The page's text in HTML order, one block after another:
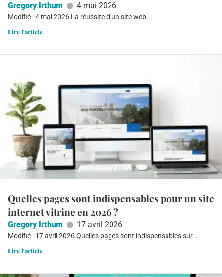
Gregory Irthum 4 mai 2026
Modifié : 4 mai 2026 La réussite d’un site web...
Lire l'article
Quelles pages sont indispensables pour un site
internet vitrine en 2026 ?
Gregory Irthum 17 avril 2026
Modifié : 17 avril 2026 Quelles pages sont indispensables sur...
Lire l'article